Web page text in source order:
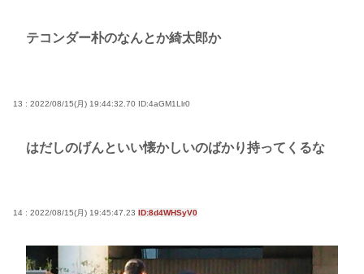
テコンダー朴のなんとか綺太郎か
13 : 2022/08/15(月) 19:44:32.70 ID:4aGM1Llr0
はだしのげんといい懐かしいのばかり持ってくるな
14 : 2022/08/15(月) 19:45:47.23 ID:8d4WHSyV0